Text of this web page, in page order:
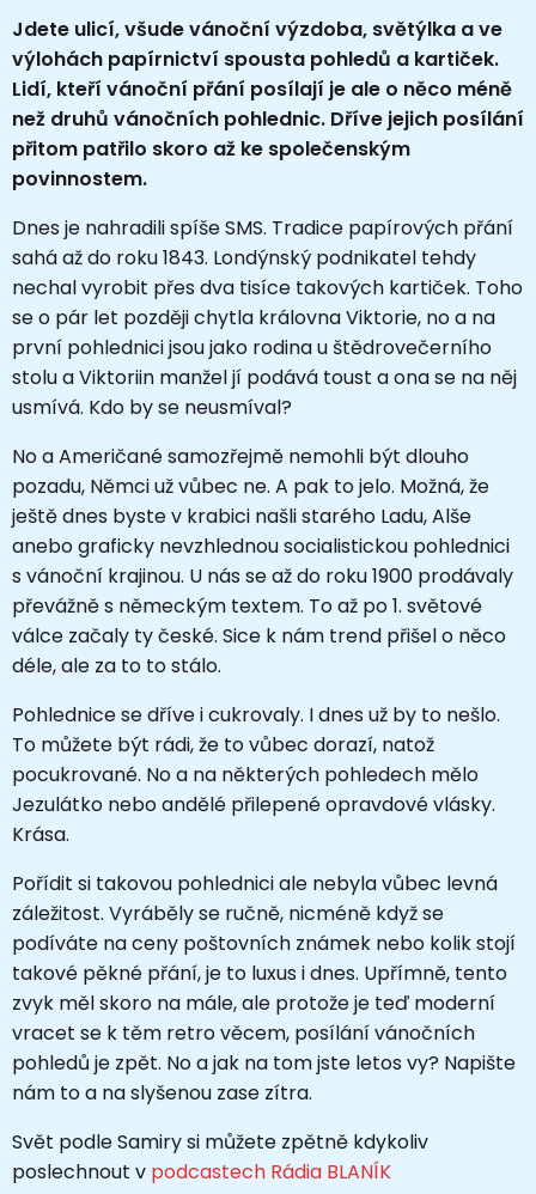
Jdete ulicí, všude vánoční výzdoba, světýlka a ve
výlohách papírnictví spousta pohledů a kartiček.
Lidí, kteří vánoční přání posílají je ale o něco méně
než druhů vánočních pohlednic. Dříve jejich posílání
přitom patřilo skoro až ke společenským
povinnostem.
Dnes je nahradili spíše SMS. Tradice papírových přání
sahá až do roku 1843. Londýnský podnikatel tehdy
nechal vyrobit přes dva tisíce takových kartiček. Toho
se o pár let později chytla královna Viktorie, no a na
první pohlednici jsou jako rodina u štědrovečerního
stolu a Viktoriin manžel jí podává toust a ona se na něj
usmívá. Kdo by se neusmíval?
No a Američané samozřejmě nemohli být dlouho
pozadu, Němci už vůbec ne. A pak to jelo. Možná, že
ještě dnes byste v krabici našli starého Ladu, Alše
anebo graficky nevzhlednou socialistickou pohlednici
s vánoční krajinou. U nás se až do roku 1900 prodávaly
převážně s německým textem. To až po 1. světové
válce začaly ty české. Sice k nám trend přišel o něco
déle, ale za to to stálo.
Pohlednice se dříve i cukrovaly. I dnes už by to nešlo.
To můžete být rádi, že to vůbec dorazí, natož
pocukrované. No a na některých pohledech mělo
Jezulátko nebo andělé přilepené opravdové vlásky.
Krása.
Pořídit si takovou pohlednici ale nebyla vůbec levná
záležitost. Vyráběly se ručně, nicméně když se
podíváte na ceny poštovních známek nebo kolik stojí
takové pěkné přání, je to luxus i dnes. Upřímně, tento
zvyk měl skoro na mále, ale protože je teď moderní
vracet se k těm retro věcem, posílání vánočních
pohledů je zpět. No a jak na tom jste letos vy? Napište
nám to a na slyšenou zase zítra.
Svět podle Samiry si můžete zpětně kdykoliv
poslechnout v podcastech Rádia BLANÍK